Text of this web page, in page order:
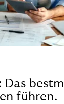
führen.